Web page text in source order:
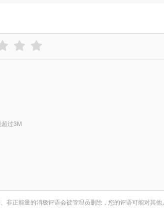
过3M
非正能量的消极评语会被管理员删除，您的评语可能对其